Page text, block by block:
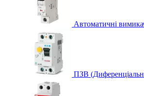
Автоматичні
ПЗВ